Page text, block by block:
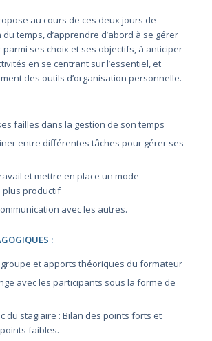
au cours de ces deux jours de
temps, d’apprendre d’abord à se gérer
parmi ses choix et ses objectifs, à anticiper
en se centrant sur l’essentiel, et
des outils d’organisation personnelle.
failles dans la gestion de son temps
entre différentes tâches pour gérer ses
et mettre en place un mode
plus productif
avec les autres.
:
et apports théoriques du formateur
avec les participants sous la forme de
du stagiaire : Bilan des points forts et
faibles.